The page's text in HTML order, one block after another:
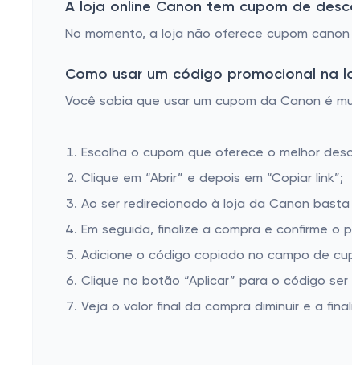
A loja online Canon tem cupom de
No momento, a loja não oferece cupom
Como usar um código promocional na
Você sabia que usar um cupom da Canon é
Escolha o cupom que oferece o melhor
Clique em “Abrir” e depois em “Copiar link”;
Ao ser redirecionado à loja da Canon
Em seguida, finalize a compra e confirme o
Adicione o código copiado no campo de
Clique no botão “Aplicar” para o código
Veja o valor final da compra diminuir e a